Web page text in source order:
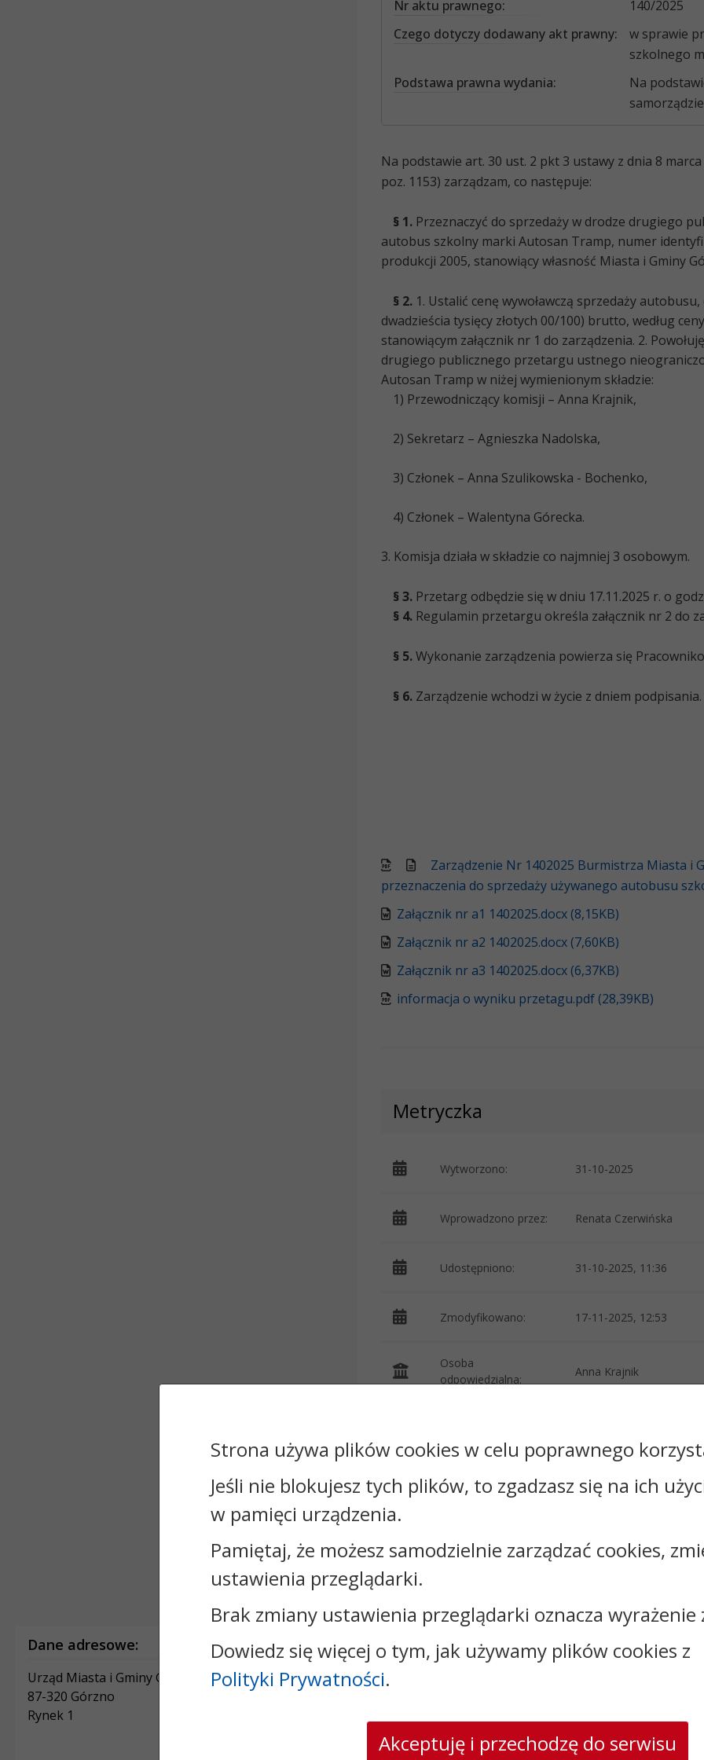
Nr aktu prawnego:
140/2025
Czego dotyczy dodawany akt prawny:
w sprawie
szkolnego
Podstawa prawna wydania:
Na
Na podstawie art. 30 ust. 2 pkt 3 ustawy z dnia 8
poz. 1153) zarządzam, co następuje:
§ 1.Przeznaczyć do sprzedaży w drodze drugiego
autobus szkolny marki Autosan Tramp, numer
produkcji 2005, stanowiący własność Miasta i Gminy
§ 2. 1. Ustalić cenę wywoławczą sprzedaży
dwadzieścia tysięcy złotych 00/100) brutto, według
stanowiącym załącznik nr 1 do zarządzenia. 2.
drugiego publicznego przetargu ustnego
Autosan Tramp w niżej wymienionym składzie:
1) Przewodniczący komisji – Anna Krajnik,
2) Sekretarz – Agnieszka Nadolska,
3) Członek – Anna Szulikowska - Bochenko,
4) Członek – Walentyna Górecka.
3. Komisja działa w składzie co najmniej 3 osobowym.
§ 3. Przetarg odbędzie się w dniu 17.11.2025 r. o
§ 4.Regulamin przetargu określa załącznik nr 2 do
§ 5.Wykonanie zarządzenia powierza się
§ 6.Zarządzenie wchodzi w życie z dniem podpisania.
Zarządzenie Nr 1402025 Burmistrza Miasta i
przeznaczenia do sprzedaży używanego autobusu
Załącznik nr a1 1402025.docx (8,15KB)
Załącznik nr a2 1402025.docx (7,60KB)
Załącznik nr a3 1402025.docx (6,37KB)
informacja o wyniku przetagu.pdf (28,39KB)
Metryczka
Wytworzono: 31-10-2025
Wprowadzono przez: Renata Czerwińska
Udostępniono: 31-10-2025, 11:36
Zmodyfikowano: 17-11-2025, 12:53
Osoba
odpowiedzialna:
Anna Krajnik
Załączniki
Rejestr zmian
Dane adresowe:
Urząd Miasta i Gminy Górzno
87-320 Górzno
Rynek 1
Kontakt:
tel.:
skrytka ePUAP: 5xcdp888ss
strona www:www.gorzno.pl
Strona używa plików cookies w celu poprawnego
Jeśli nie blokujesz tych plików, to zgadzasz się na ich
w pamięci urządzenia.
Pamiętaj, że możesz samodzielnie zarządzać cookies,
ustawienia przeglądarki.
Brak zmiany ustawienia przeglądarki oznacza wyrażenie
Dowiedz się więcej o tym, jak używamy plików cookies z
Polityki Prywatności.
Akceptuję i przechodzę do serwisu